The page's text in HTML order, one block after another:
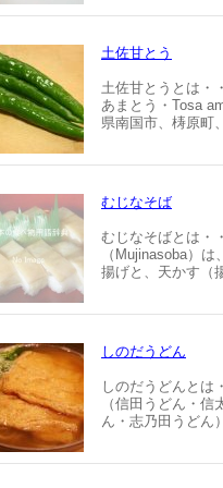
土佐甘とう
土佐甘とうとは・
あまとう・Tosa
県南国市、梼原町
むじなそば
むじなそばとは・
（Mujinasoba）
揚げと、天かす（
しのだうどん
しのだうどんとは
（信田うどん・
ん・志乃田うどん